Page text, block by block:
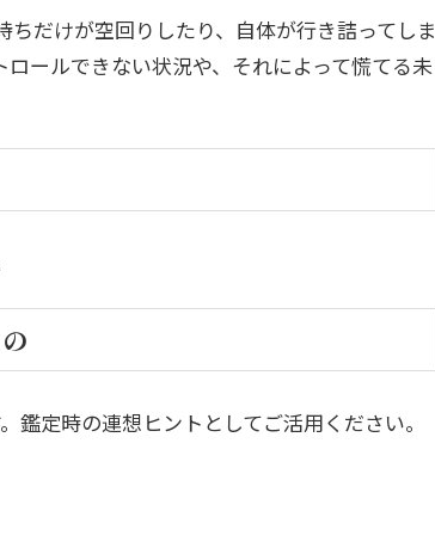
だけが空回りしたり、自体が行き詰ってしま
ールできない状況や、それによって慌てる未
鑑定時の連想ヒントとしてご活用ください。